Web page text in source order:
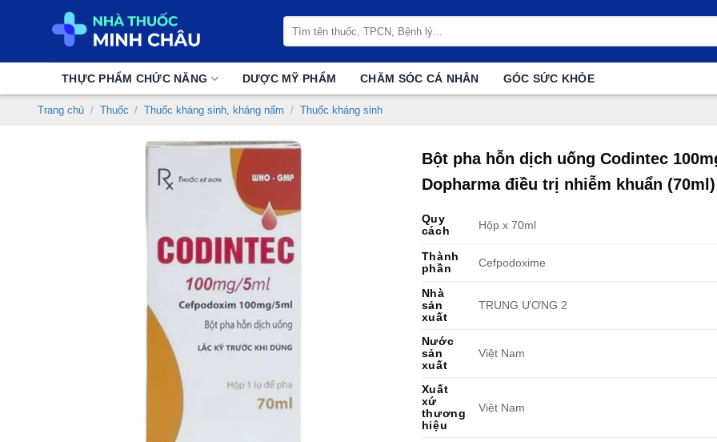
kiếm:
THỰC PHẨM CHỨC NĂNG DƯỢC MỸ PHẨM CHĂM SÓC CÁ NHÂN GÓC SỨC KHỎE
Trang chủ / Thuốc / Thuốc kháng sinh, kháng nấm / Thuốc kháng sinh
Bột pha hỗn dịch uống Codintec
Dopharma điều trị nhiễm khuẩn (70ml)
Quy
cách
Hộp x 70ml
Thành
phần
Cefpodoxime
Nhà
sản
xuất
TRUNG ƯƠNG 2
Nước
sản
xuất
Việt Nam
Xuất
xứ
thương
hiệu
Việt Nam